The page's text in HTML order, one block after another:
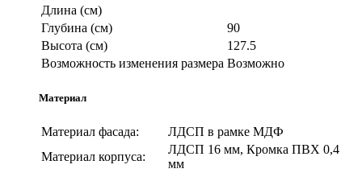
Длина (см)
Глубина (см)
90
Высота (см)
127.5
Возможность изменения размера Возможно
Материал
Материал фасада:
ЛДСП в рамке МДФ
Материал корпуса:
ЛДСП 16 мм, Кромка ПВХ 0,4
мм